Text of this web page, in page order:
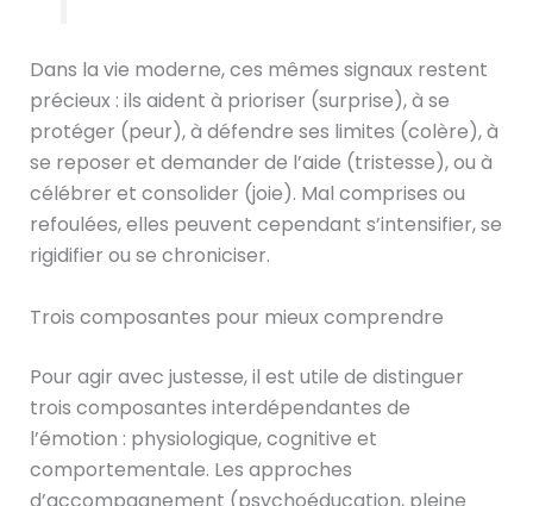
Dans la vie moderne, ces mêmes signaux restent
précieux : ils aident à prioriser (surprise), à se
protéger (peur), à défendre ses limites (colère), à
se reposer et demander de l’aide (tristesse), ou à
célébrer et consolider (joie). Mal comprises ou
refoulées, elles peuvent cependant s’intensifier, se
rigidifier ou se chroniciser.
Trois composantes pour mieux comprendre
Pour agir avec justesse, il est utile de distinguer
trois composantes interdépendantes de
l’émotion : physiologique, cognitive et
comportementale. Les approches
d’accompagnement (psychoéducation, pleine